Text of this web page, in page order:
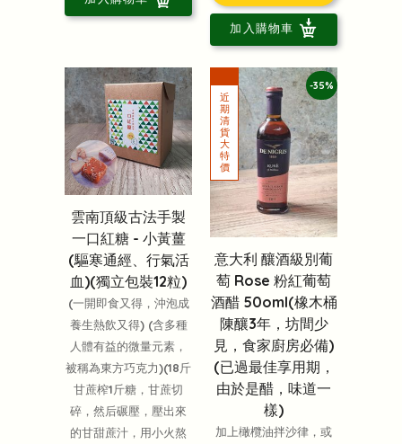
加入購物車
雲南頂級古法手製
一口紅糖 - 小黃薑
(驅寒通經、行氣活
血)(獨立包裝12粒)
(一開即食又得，沖泡成
養生熱飲又得) (含多種
人體有益的微量元素，
被稱為東方巧克力)(18斤
甘蔗榨1斤糖，甘蔗切
碎，然后碾壓，壓出來
的甘甜蔗汁，用小火熬
-35%
意大利 釀酒級別葡
萄 Rose 粉紅葡萄
酒醋 50oml(橡木桶
陳釀3年，坊間少
見，食家廚房必備)
(已過最佳享用期，
由於是醋，味道一
樣)
加上橄欖油拌沙律，或